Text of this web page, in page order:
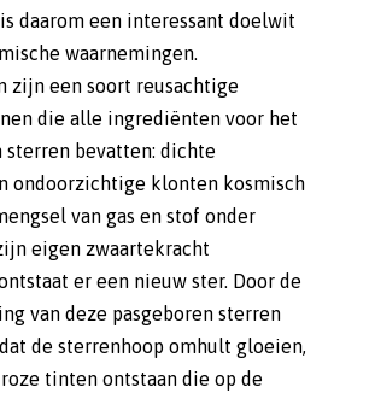
daarom een interessant doelwit
waarnemingen.
zijn een soort reusachtige
die alle ingrediënten voor het
sterren bevatten: dichte
ondoorzichtige klonten kosmisch
van gas en stof onder
eigen zwaartekracht
er een nieuw ster. Door de
van deze pasgeboren sterren
de sterrenhoop omhult gloeien,
tinten ontstaan die op de